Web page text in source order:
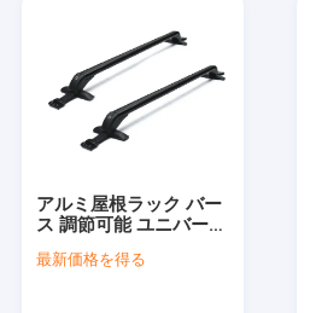
アルミ屋根ラック バー
ス 調節可能 ユニバーサ
最新価格を得る